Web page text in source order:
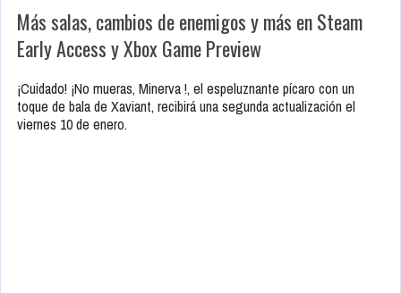
Más salas, cambios de enemigos y más en Steam
Early Access y Xbox Game Preview
¡Cuidado! ¡No mueras, Minerva !, el espeluznante pícaro con un
toque de bala de Xaviant, recibirá una segunda actualización el
viernes 10 de enero.